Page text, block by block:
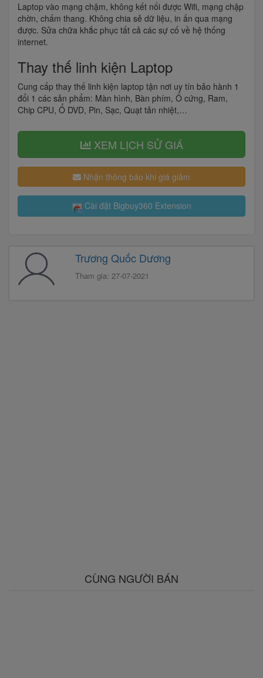
Laptop vào mạng chậm, không kết nối được Wifi, mạng chập
chờn, chấm thang. Không chia sẻ dữ liệu, in ấn qua mạng
được. Sửa chữa khắc phục tất cả các sự cố về hệ thống
internet.
Thay thế linh kiện Laptop
Cung cấp thay thế linh kiện laptop tận nơi uy tín bảo hành 1
đổi 1 các sản phẩm: Màn hình, Bàn phím, Ổ cứng, Ram,
Chip CPU, Ổ DVD, Pin, Sạc, Quạt tản nhiệt,…
XEM LỊCH SỬ GIÁ
Nhận thông báo khi giá giảm
Cài đặt Bigbuy360 Extension
Trương Quốc Dương
Tham gia: 27-07-2021
CÙNG NGƯỜI BÁN